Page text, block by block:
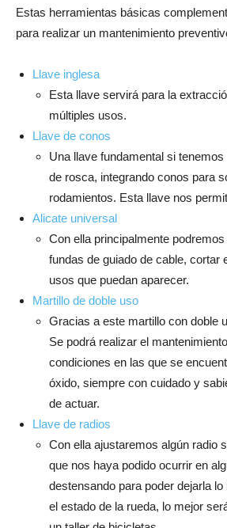
Estas herramientas básicas
para realizar un mantenimiento
Llave inglesa
Esta llave servirá para la
múltiples usos.
Llave de conos
Una llave fundamental si
de rosca, integrando conos para
rodamientos. Esta llave nos
Alicate universal
Con ella principalmente
fundas de guiado de cable, cortar
usos que puedan aparecer.
Martillo de doble uso
Gracias a este martillo con doble
Se podrá realizar el
condiciones en las que se
óxido, siempre con cuidado y
de actuar.
Llave de radios
Con ella ajustaremos algún radio
que nos haya podido ocurrir en
destensando para poder dejarla
el estado de la rueda, lo mejor